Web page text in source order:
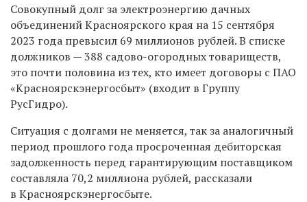
Совокупный долг за электроэнергию дачных
объединений Красноярского края на 15 сентября
2023 года превысил 69 миллионов рублей. В списке
должников — 388 садово-огородных товариществ,
это почти половина из тех, кто имеет договоры с ПАО
«Красноярскэнергосбыт» (входит в Группу
РусГидро).
Ситуация с долгами не меняется, так за аналогичный
период прошлого года просроченная дебиторская
задолженность перед гарантирующим поставщиком
составляла 70,2 миллиона рублей, рассказали
в Красноярскэнергосбыте.